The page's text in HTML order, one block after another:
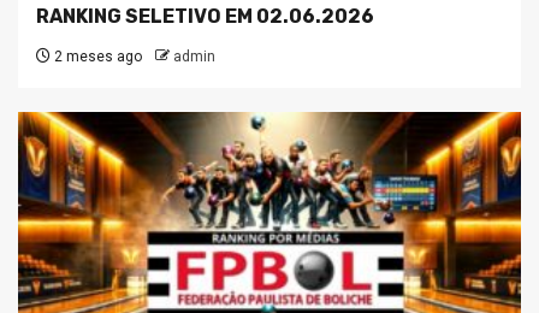
RANKING SELETIVO EM 02.06.2026
2 meses ago admin